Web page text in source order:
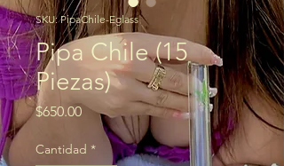
SKU: PipaChile-Eglass
Pipa Chile (15
Piezas)
$650.00Precio
Cantidad *